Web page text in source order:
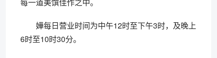
嬅每日营业时间为中午12时至下午3时，及晚上
6时至10时30分。